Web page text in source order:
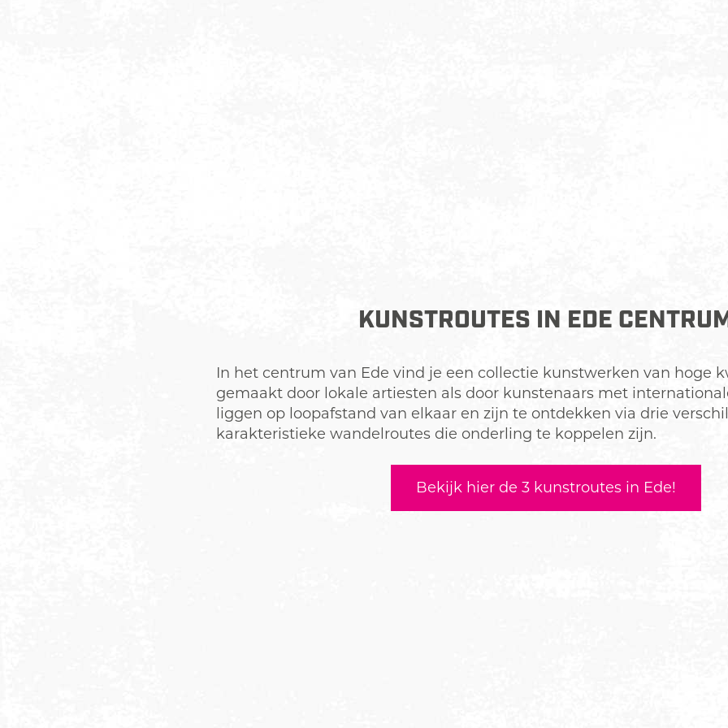
KUNSTROUTES IN EDE
In het centrum van Ede vind je een collectie kunstwerken van hoge
gemaakt door lokale artiesten als door kunstenaars met
liggen op loopafstand van elkaar en zijn te ontdekken via drie
karakteristieke wandelroutes die onderling te koppelen zijn.
Bekijk hier de 3 kunstroutes in Ede!